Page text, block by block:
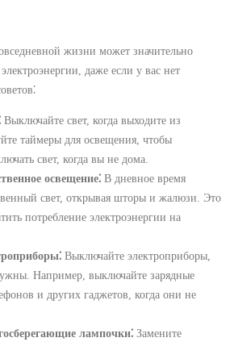
жизни может значительно
даже если у вас нет
Выключайте свет, когда выходите из
таймеры для освещения, чтобы
свет, когда вы не дома.
освещение⁚ В дневное время
свет, открывая шторы и жалюзи. Это
потребление электроэнергии на
Выключайте электроприборы,
Например, выключайте зарядные
и других гаджетов, когда они не
лампочки⁚ Замените